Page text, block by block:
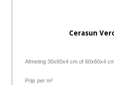
Cerasun
Afmeting 30x60x4 cm of 60x60x4
Prijs per m²